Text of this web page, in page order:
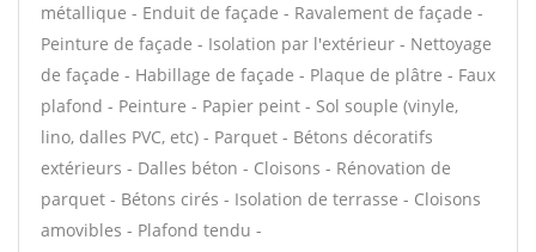
métallique - Enduit de façade - Ravalement de façade -
Peinture de façade - Isolation par l'extérieur - Nettoyage
de façade - Habillage de façade - Plaque de plâtre - Faux
plafond - Peinture - Papier peint - Sol souple (vinyle,
lino, dalles PVC, etc) - Parquet - Bétons décoratifs
extérieurs - Dalles béton - Cloisons - Rénovation de
parquet - Bétons cirés - Isolation de terrasse - Cloisons
amovibles - Plafond tendu -